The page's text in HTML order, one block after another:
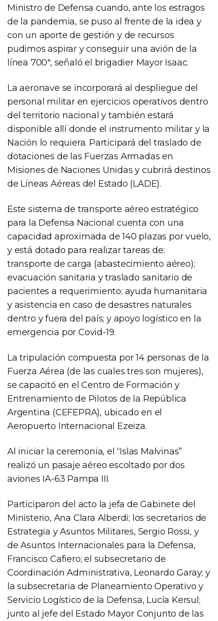
Ministro de Defensa cuando, ante los estragos
de la pandemia, se puso al frente de la idea y
con un aporte de gestión y de recursos
pudimos aspirar y conseguir una avión de la
línea 700", señaló el brigadier Mayor Isaac.
La aeronave se incorporará al despliegue del
personal militar en ejercicios operativos dentro
del territorio nacional y también estará
disponible allí donde el instrumento militar y la
Nación lo requiera. Participará del traslado de
dotaciones de las Fuerzas Armadas en
Misiones de Naciones Unidas y cubrirá destinos
de Líneas Aéreas del Estado (LADE).
Este sistema de transporte aéreo estratégico
para la Defensa Nacional cuenta con una
capacidad aproximada de 140 plazas por vuelo,
y está dotado para realizar tareas de:
transporte de carga (abastecimiento aéreo);
evacuación sanitaria y traslado sanitario de
pacientes a requerimiento; ayuda humanitaria
y asistencia en caso de desastres naturales
dentro y fuera del país; y apoyo logístico en la
emergencia por Covid-19.
La tripulación compuesta por 14 personas de la
Fuerza Aérea (de las cuales tres son mujeres),
se capacitó en el Centro de Formación y
Entrenamiento de Pilotos de la República
Argentina (CEFEPRA), ubicado en el
Aeropuerto Internacional Ezeiza.
Al iniciar la ceremonia, el “Islas Malvinas”
realizó un pasaje aéreo escoltado por dos
aviones IA-63 Pampa III.
Participaron del acto la jefa de Gabinete del
Ministerio, Ana Clara Alberdi; los secretarios de
Estrategia y Asuntos Militares, Sergio Rossi, y
de Asuntos Internacionales para la Defensa,
Francisco Cafiero; el subsecretario de
Coordinación Administrativa, Leonardo Garay; y
la subsecretaria de Planeamiento Operativo y
Servicio Logístico de la Defensa, Lucía Kersul;
junto al jefe del Estado Mayor Conjunto de las